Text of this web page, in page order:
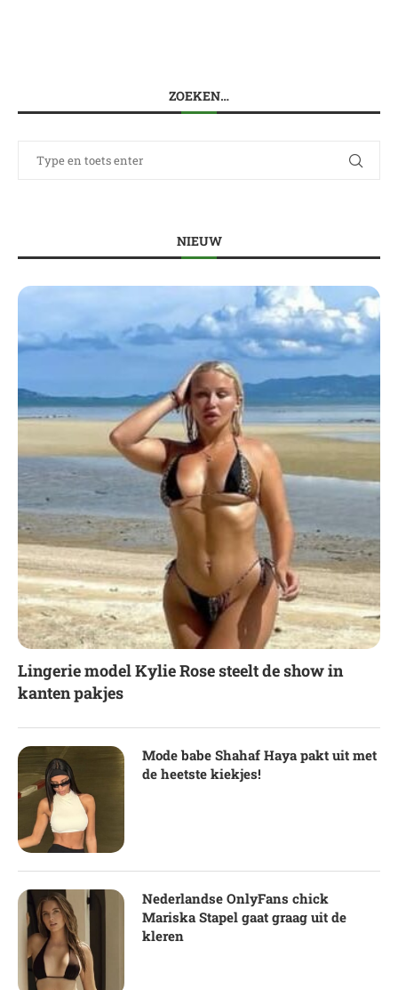
ZOEKEN…
NIEUW
Lingerie model Kylie Rose steelt de show in
kanten pakjes
Mode babe Shahaf Haya pakt uit met
de heetste kiekjes!
Nederlandse OnlyFans chick
Mariska Stapel gaat graag uit de
kleren